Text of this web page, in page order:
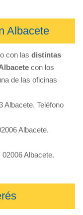
Albacete
con las distintas
con los
de las oficinas
Albacete. Teléfono
Albacete.
Albacete.